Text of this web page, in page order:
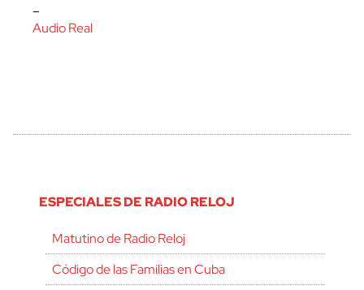
–
Audio Real
ESPECIALES DE RADIO RELOJ
Matutino de Radio Reloj
Código de las Familias en Cuba